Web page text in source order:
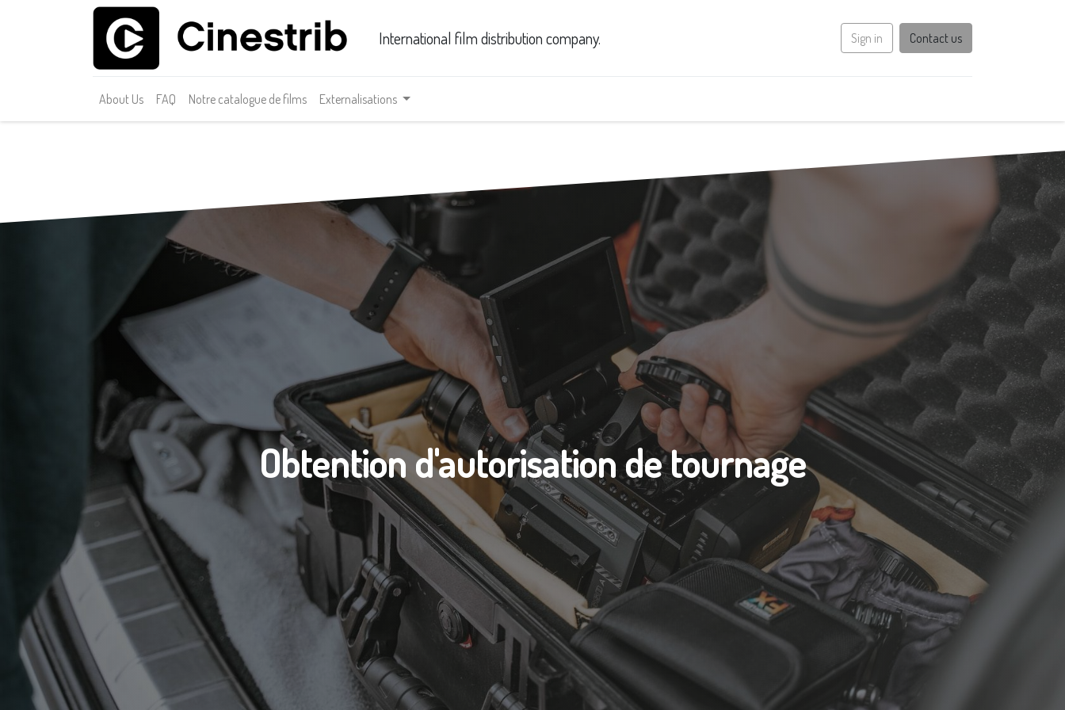
International film distribution company. Sign in Contact us
About Us FAQ Notre catalogue de films Externalisations
Obtention d'autorisation de tournage